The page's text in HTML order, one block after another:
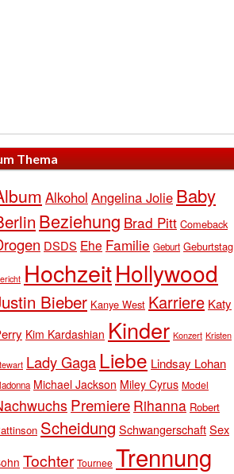
Thema
Alkohol Angelina Jolie Baby
Beziehung Brad Pitt Comeback
DSDS Ehe Familie Geburt Geburtstag
HochzeitHollywood
Bieber Kanye West Karriere Katy
Kim Kardashian Kinder Konzert Kristen
Lady Gaga Liebe Lindsay Lohan
Michael Jackson Miley Cyrus Model
Premiere Rihanna Robert
Scheidung SchwangerschaftSex
Tochter Tournee Trennung